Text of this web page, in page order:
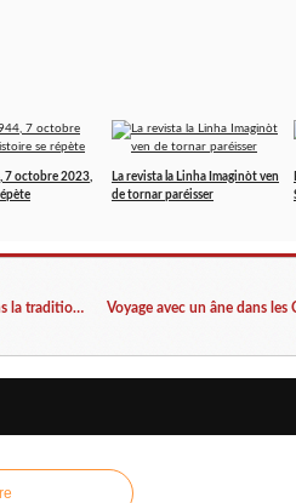
7 octobre 2023,
La revista la Linha Imaginòt ven
de tornar paréisser
Nathan Weinstock : Le livre d’Esther dans la tradition occitane judéo-comtadine